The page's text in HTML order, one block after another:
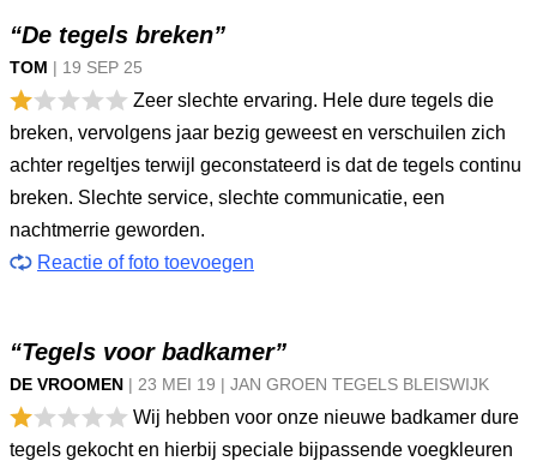
“De tegels breken”
TOM | 19 SEP 25
Zeer slechte ervaring. Hele dure tegels die
breken, vervolgens jaar bezig geweest en verschuilen zich
achter regeltjes terwijl geconstateerd is dat de tegels continu
breken. Slechte service, slechte communicatie, een
nachtmerrie geworden.
Reactie of foto toevoegen
“Tegels voor badkamer”
DE VROOMEN | 23 MEI 19 | JAN GROEN TEGELS BLEISWIJK
Wij hebben voor onze nieuwe badkamer dure
tegels gekocht en hierbij speciale bijpassende voegkleuren